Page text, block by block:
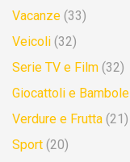
Vacanze (33)
Veicoli (32)
Serie TV e Film (32)
Giocattoli e Bambole
Verdure e Frutta (21)
Sport (20)